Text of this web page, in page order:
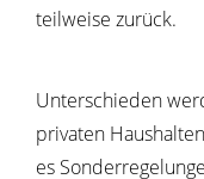
teilweise zurück.
Unterschieden
privaten Haushal
es